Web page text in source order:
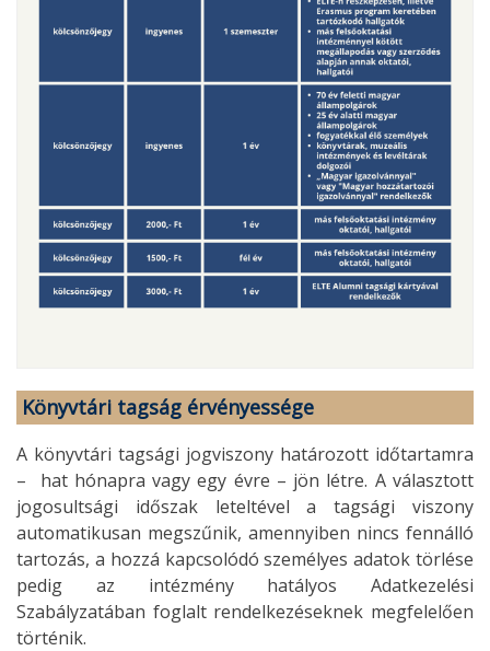
Könyvtári tagság érvényessége
A könyvtári tagsági jogviszony határozott időtartamra
– hat hónapra vagy egy évre – jön létre. A választott
jogosultsági időszak leteltével a tagsági viszony
automatikusan megszűnik, amennyiben nincs fennálló
tartozás, a hozzá kapcsolódó személyes adatok törlése
pedig az intézmény hatályos Adatkezelési
Szabályzatában foglalt rendelkezéseknek megfelelően
történik.